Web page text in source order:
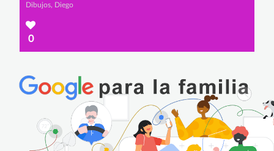
Dibujos, Diego
0